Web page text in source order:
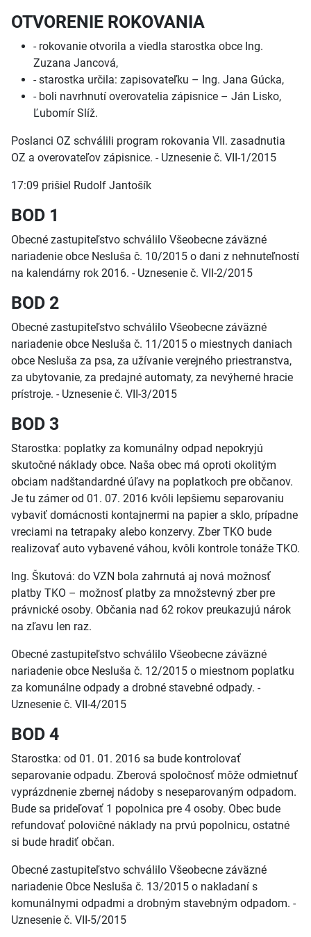
OTVORENIE ROKOVANIA
- rokovanie otvorila a viedla starostka obce Ing.
Zuzana Jancová,
- starostka určila: zapisovateľku – Ing. Jana Gúcka,
- boli navrhnutí overovatelia zápisnice – Ján Lisko,
Ľubomír Slíž.
Poslanci OZ schválili program rokovania VII. zasadnutia
OZ a overovateľov zápisnice. - Uznesenie č. VII-1/2015
17:09 prišiel Rudolf Jantošík
BOD 1
Obecné zastupiteľstvo schválilo Všeobecne záväzné
nariadenie obce Nesluša č. 10/2015 o dani z nehnuteľností
na kalendárny rok 2016. - Uznesenie č. VII-2/2015
BOD 2
Obecné zastupiteľstvo schválilo Všeobecne záväzné
nariadenie obce Nesluša č. 11/2015 o miestnych daniach
obce Nesluša za psa, za užívanie verejného priestranstva,
za ubytovanie, za predajné automaty, za nevýherné hracie
prístroje. - Uznesenie č. VII-3/2015
BOD 3
Starostka: poplatky za komunálny odpad nepokryjú
skutočné náklady obce. Naša obec má oproti okolitým
obciam nadštandardné úľavy na poplatkoch pre občanov.
Je tu zámer od 01. 07. 2016 kvôli lepšiemu separovaniu
vybaviť domácnosti kontajnermi na papier a sklo, prípadne
vreciami na tetrapaky alebo konzervy. Zber TKO bude
realizovať auto vybavené váhou, kvôli kontrole tonáže TKO.
Ing. Škutová: do VZN bola zahrnutá aj nová možnosť
platby TKO – možnosť platby za množstevný zber pre
právnické osoby. Občania nad 62 rokov preukazujú nárok
na zľavu len raz.
Obecné zastupiteľstvo schválilo Všeobecne záväzné
nariadenie obce Nesluša č. 12/2015 o miestnom poplatku
za komunálne odpady a drobné stavebné odpady. -
Uznesenie č. VII-4/2015
BOD 4
Starostka: od 01. 01. 2016 sa bude kontrolovať
separovanie odpadu. Zberová spoločnosť môže odmietnuť
vyprázdnenie zbernej nádoby s neseparovaným odpadom.
Bude sa prideľovať 1 popolnica pre 4 osoby. Obec bude
refundovať polovičné náklady na prvú popolnicu, ostatné
si bude hradiť občan.
Obecné zastupiteľstvo schválilo Všeobecne záväzné
nariadenie Obce Nesluša č. 13/2015 o nakladaní s
komunálnymi odpadmi a drobným stavebným odpadom. -
Uznesenie č. VII-5/2015